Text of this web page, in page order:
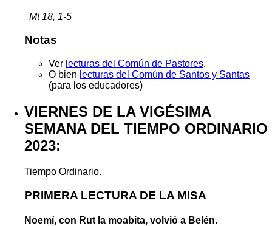
Mt 18, 1-5
Notas
Ver lecturas del Común de Pastores.
O bien lecturas del Común de Santos y Santas
(para los educadores)
VIERNES DE LA VIGÉSIMA
SEMANA DEL TIEMPO ORDINARIO
2023:
Tiempo Ordinario.
PRIMERA LECTURA DE LA MISA
Noemí, con Rut la moabita, volvió a Belén.